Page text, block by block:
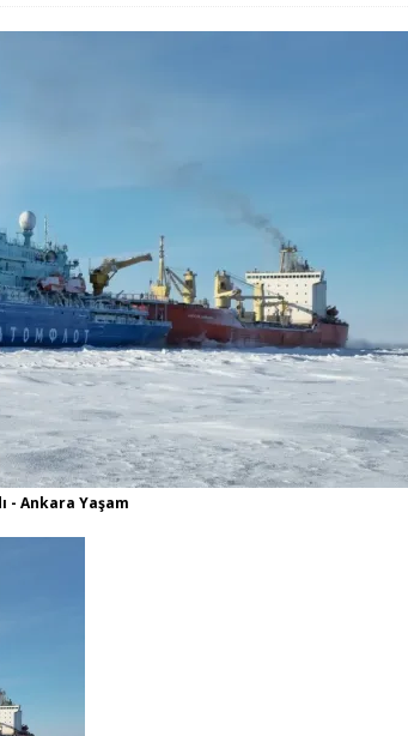
Sonuçları ve Öğrenme Rehberi
Bağlı Yer Değiştirme Sonucu Nedir?
88,5 Milyar Lira Hasılat Elde Etti
Kılavuzu Güncellemeleri ve Detaylar
Tarım Çalışanlarına Sağlık ve Kültür Desteği Programı
Açıklanma Tarihi Ne Zaman?
EĞITIM
Yakında Geçici Yaya Düzenlemesi Olarak
Ne Zaman ve Saat Kaçta Gerçekleştirilecek?
EĞITIM
ile Kırklareli Satılık Arsa ve Edirne Satılık Arsa Yatırım
- Ankara Yaşam